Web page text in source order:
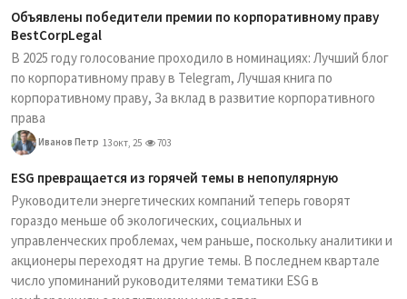
Объявлены победители премии по корпоративному праву
BestCorpLegal
В 2025 году голосование проходило в номинациях: Лучший блог
по корпоративному праву в Telegram, Лучшая книга по
корпоративному праву, За вклад в развитие корпоративного
права
Иванов Петр 13 окт, 25 703
ESG превращается из горячей темы в непопулярную
Руководители энергетических компаний теперь говорят
гораздо меньше об экологических, социальных и
управленческих проблемах, чем раньше, поскольку аналитики и
акционеры переходят на другие темы. В последнем квартале
число упоминаний руководителями тематики ESG в